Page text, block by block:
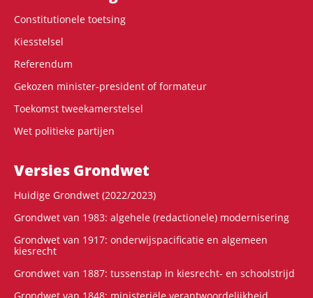
Constitutionele toetsing
Kiesstelsel
Referendum
Gekozen minister-president of formateur
Toekomst tweekamerstelsel
Wet politieke partijen
Versies Grondwet
Huidige Grondwet (2022/2023)
Grondwet van 1983: algehele (redactionele) modernisering
Grondwet van 1917: onderwijspacificatie en algemeen
kiesrecht
Grondwet van 1887: tussenstap in kiesrecht- en schoolstrijd